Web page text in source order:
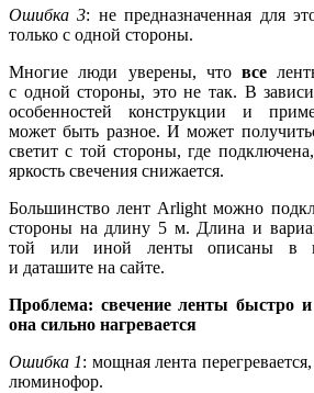
Ошибка 3: не предназначенная для
только с одной стороны.
Многие люди уверены, чтовсе
с одной стороны, это не так. В
особенностей конструкции и
может быть разное. И может
светит с той стороны, где
яркость свечения снижается.
Большинство лент Arlight можно
стороны на длину 5 м. Длина и
той или иной ленты описаны в
и даташите на сайте.
Проблема: свечение ленты быстро и
она сильно нагревается
Ошибка 1: мощная лента
люминофор.